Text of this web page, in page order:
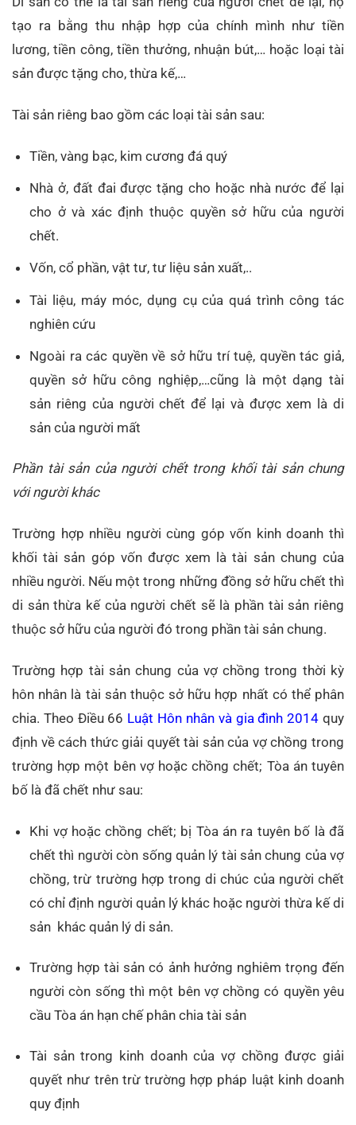
tạo ra bằng thu nhập hợp của chính mình như tiền
lương, tiền công, tiền thưởng, nhuận bút,… hoặc loại tài
sản được tặng cho, thừa kế,…
Tài sản riêng bao gồm các loại tài sản sau:
Tiền, vàng bạc, kim cương đá quý
Nhà ở, đất đai được tặng cho hoặc nhà nước để lại
cho ở và xác định thuộc quyền sở hữu của người
chết.
Vốn, cổ phần, vật tư, tư liệu sản xuất,..
Tài liệu, máy móc, dụng cụ của quá trình công tác
nghiên cứu
Ngoài ra các quyền về sở hữu trí tuệ, quyền tác giả,
quyền sở hữu công nghiệp,…cũng là một dạng tài
sản riêng của người chết để lại và được xem là di
sản của người mất
Phần tài sản của người chết trong khối tài sản chung
với người khác
Trường hợp nhiều người cùng góp vốn kinh doanh thì
khối tài sản góp vốn được xem là tài sản chung của
nhiều người. Nếu một trong những đồng sở hữu chết thì
di sản thừa kế của người chết sẽ là phần tài sản riêng
thuộc sở hữu của người đó trong phần tài sản chung.
Trường hợp tài sản chung của vợ chồng trong thời kỳ
hôn nhân là tài sản thuộc sở hữu hợp nhất có thể phân
chia. Theo Điều 66 Luật Hôn nhân và gia đình 2014 quy
định về cách thức giải quyết tài sản của vợ chồng trong
trường hợp một bên vợ hoặc chồng chết; Tòa án tuyên
bố là đã chết như sau:
Khi vợ hoặc chồng chết; bị Tòa án ra tuyên bố là đã
chết thì người còn sống quản lý tài sản chung của vợ
chồng, trừ trường hợp trong di chúc của người chết
có chỉ định người quản lý khác hoặc người thừa kế di
sản khác quản lý di sản.
Trường hợp tài sản có ảnh hưởng nghiêm trọng đến
người còn sống thì một bên vợ chồng có quyền yêu
cầu Tòa án hạn chế phân chia tài sản
Tài sản trong kinh doanh của vợ chồng được giải
quyết như trên trừ trường hợp pháp luật kinh doanh
quy định